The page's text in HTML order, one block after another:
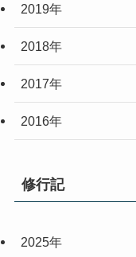
2019年
2018年
2017年
2016年
修行記
2025年